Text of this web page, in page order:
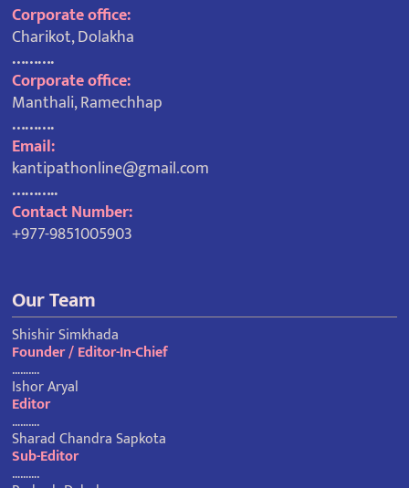
Corporate office:
Charikot, Dolakha
……….
Corporate office:
Manthali, Ramechhap
……….
Email:
kantipathonline@gmail.com
………..
Contact Number:
+977-9851005903
Our Team
Shishir Simkhada
Founder / Editor-In-Chief
……….
Ishor Aryal
Editor
……….
Sharad Chandra Sapkota
Sub-Editor
……….